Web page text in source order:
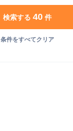
検索する 40件
条件をすべてクリア